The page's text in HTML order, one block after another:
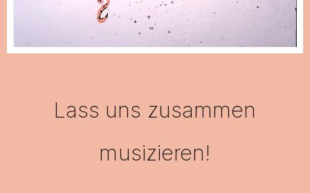
Lass uns zusammen
musizieren!